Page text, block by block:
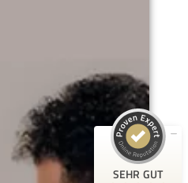
SEHR GUT
Empfehlungen auf
ProvenExpert.com
4,93 / 5,00
452
Bewertungen auf
ProvenExpert.com
16
Bewertungen von 2
anderen Quellen